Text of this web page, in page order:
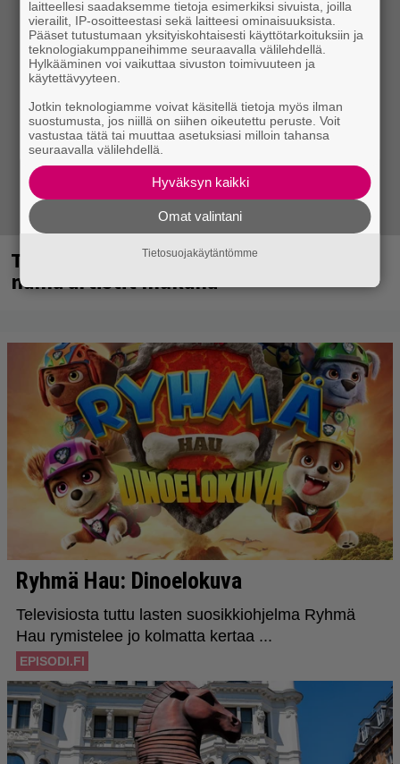
Tampereella sunnuntaina superpäivä –
nämä artistit mukana
laitteellesi saadaksemme tietoja esimerkiksi sivuista, joilla
vierailit, IP-osoitteestasi sekä laitteesi ominaisuuksista.
Pääset tutustumaan yksityiskohtaisesti käyttötarkoituksiin ja
teknologiakumppaneihimme seuraavalla välilehdellä.
Hylkääminen voi vaikuttaa sivuston toimivuuteen ja
käytettävyyteen.
Jotkin teknologiamme voivat käsitellä tietoja myös ilman
suostumusta, jos niillä on siihen oikeutettu peruste. Voit
vastustaa tätä tai muuttaa asetuksiasi milloin tahansa
seuraavalla välilehdellä.
Hyväksyn kaikki
Omat valintani
Tietosuojakäytäntömme